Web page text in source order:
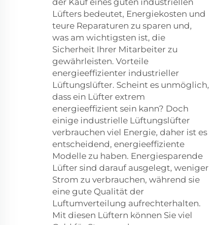
Lüfters bedeutet, Energiekosten und
teure Reparaturen zu sparen und,
was am wichtigsten ist, die
Sicherheit Ihrer Mitarbeiter zu
gewährleisten. Vorteile
energieeffizienter industrieller
Lüftungslüfter. Scheint es unmöglich,
dass ein Lüfter extrem
energieeffizient sein kann? Doch
einige industrielle Lüftungslüfter
verbrauchen viel Energie, daher ist es
entscheidend, energieeffiziente
Modelle zu haben. Energiesparende
Lüfter sind darauf ausgelegt, weniger
Strom zu verbrauchen, während sie
eine gute Qualität der
Luftumverteilung aufrechterhalten.
Mit diesen Lüftern können Sie viel